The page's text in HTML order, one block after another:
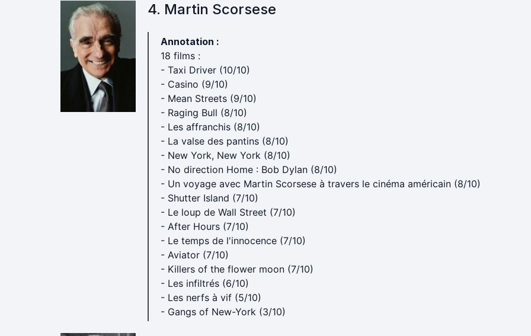
4. Martin Scorsese
Annotation :
18 films :
- Taxi Driver (10/10)
- Casino (9/10)
- Mean Streets (9/10)
- Raging Bull (8/10)
- Les affranchis (8/10)
- La valse des pantins (8/10)
- New York, New York (8/10)
- No direction Home : Bob Dylan (8/10)
- Un voyage avec Martin Scorsese à travers le cinéma américain (8/10)
- Shutter Island (7/10)
- Le loup de Wall Street (7/10)
- After Hours (7/10)
- Le temps de l'innocence (7/10)
- Aviator (7/10)
- Killers of the flower moon (7/10)
- Les infiltrés (6/10)
- Les nerfs à vif (5/10)
- Gangs of New-York (3/10)